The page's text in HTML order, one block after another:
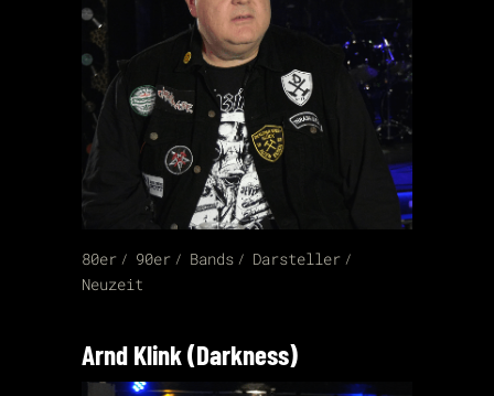
80er 90er Bands
Darsteller
Neuzeit
Arnd Klink (Darkness)